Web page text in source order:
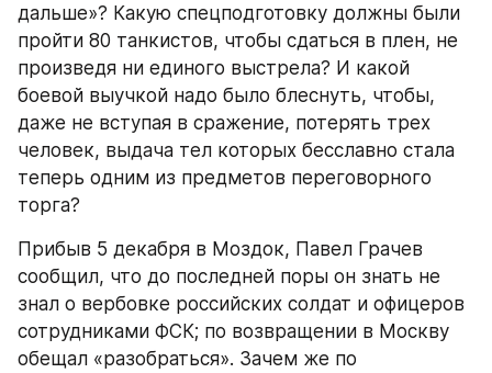
дальше»? Какую спецподготовку должны были
пройти 80 танкистов, чтобы сдаться в плен, не
произведя ни единого выстрела? И какой
боевой выучкой надо было блеснуть, чтобы,
даже не вступая в сражение, потерять трех
человек, выдача тел которых бесславно стала
теперь одним из предметов переговорного
торга?
Прибыв 5 декабря в Моздок, Павел Грачев
сообщил, что до последней поры он знать не
знал о вербовке российских солдат и офицеров
сотрудниками ФСК; по возвращении в Москву
обещал «разобраться». Зачем же по